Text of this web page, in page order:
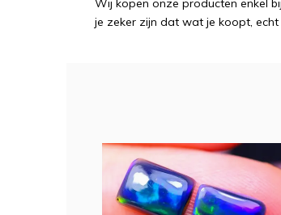
je zeker zijn dat wat je koopt, echt